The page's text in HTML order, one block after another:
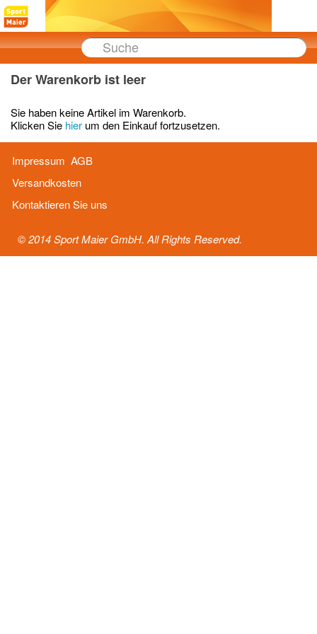
Cart
Der Warenkorb ist leer
Sie haben keine Artikel im Warenkorb.
Klicken Sie hier um den Einkauf fortzusetzen.
Impressum AGB
Versandkosten
Kontaktieren Sie uns
© 2014 Sport Maier GmbH. All Rights Reserved.